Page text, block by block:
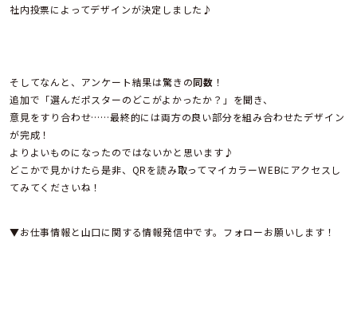
社内投票によってデザインが決定しました♪
そしてなんと、アンケート結果は驚きの同数 ！
追加で「選んだポスターのどこがよかったか？」を聞き、
意見をすり合わせ……最終的には両方の良い部分を組み合わせたデザイン
が完成！
よりよいものになったのではないかと思います♪
どこかで見かけたら是非、QRを読み取ってマイカラーWEBにアクセスし
てみてくださいね！
▼お仕事情報と山口に関する情報発信中です。フォローお願いします！